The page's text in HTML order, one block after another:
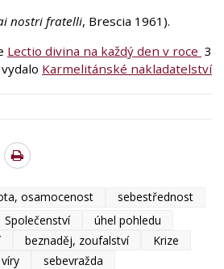
nostri fratelli, Brescia 1961).
Lectio divina na každý den v roce 3
vydalo Karmelitánské nakladatelství
osamocenost
sebestřednost
Společenství
úhel pohledu
beznaděj, zoufalství
Krize
sebevražda